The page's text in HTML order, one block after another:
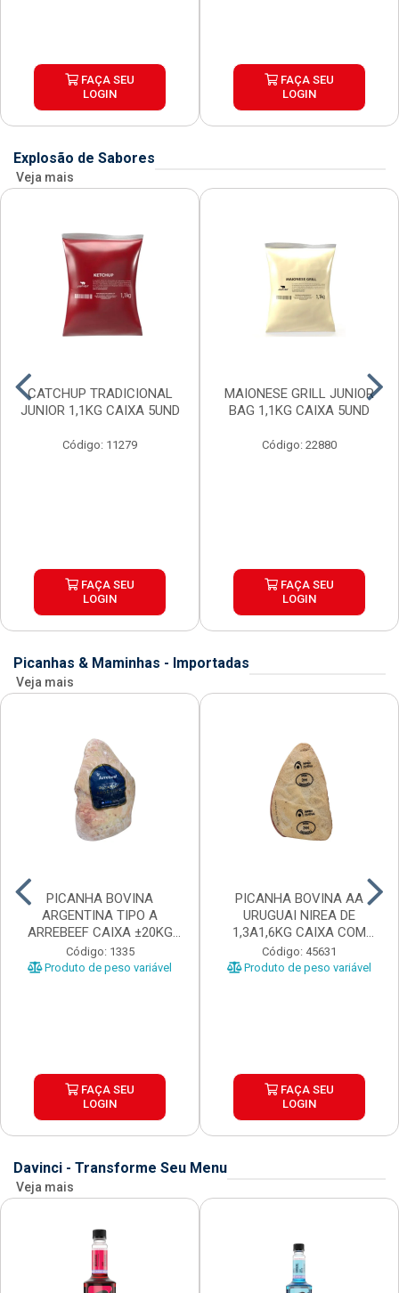
FAÇA SEU
LOGIN
FAÇA SEU
LOGIN
Explosão de Sabores
Veja mais
CATCHUP TRADICIONAL
JUNIOR 1,1KG CAIXA 5UND
Código: 11279
FAÇA SEU
LOGIN
MAIONESE GRILL JUNIOR
BAG 1,1KG CAIXA 5UND
Código: 22880
FAÇA SEU
LOGIN
Picanhas & Maminhas - Importadas
Veja mais
PICANHA BOVINA
ARGENTINA TIPO A
ARREBEEF CAIXA ±20KG
PEÇAS 1...
Código: 1335
Produto de peso variável
FAÇA SEU
LOGIN
PICANHA BOVINA AA
URUGUAI NIREA DE
1,3A1,6KG CAIXA COM
±15KG
Código: 45631
Produto de peso variável
FAÇA SEU
LOGIN
Davinci - Transforme Seu Menu
Veja mais